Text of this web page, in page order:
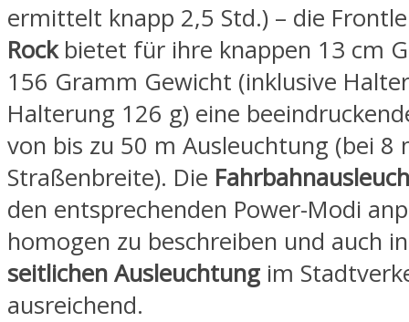
ermittelt knapp 2,5 Std.) – die
Rockbietet für ihre knappen 13 cm
156 Gramm Gewicht (inklusive
Halterung 126 g) eine
von bis zu 50 m Ausleuchtung (bei 8
Straßenbreite). Die
den entsprechenden Power-Modi
homogen zu beschreiben und auch
seitlichen Ausleuchtung im
ausreichend.